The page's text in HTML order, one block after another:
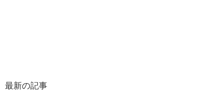
最新の記事